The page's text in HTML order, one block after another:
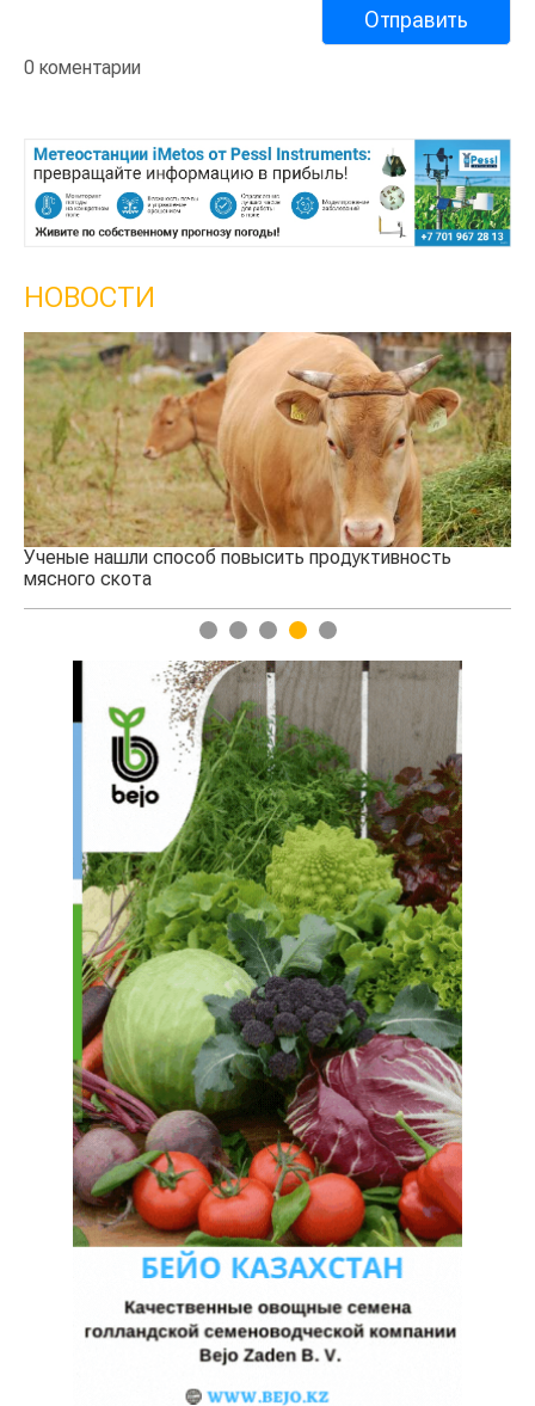
0 коментарии
НОВОСТИ
Ученые нашли способ повысить продуктивность
мясного скота
1 2 3 4 5